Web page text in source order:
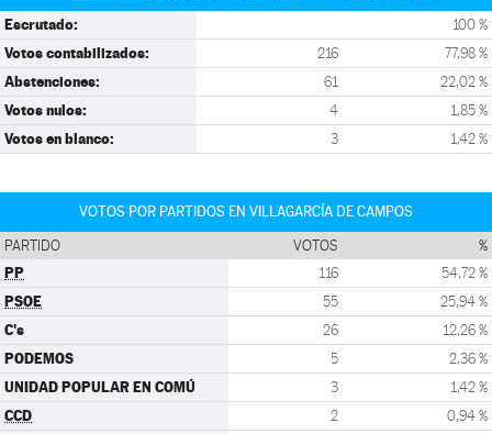
Escrutado: 100 %
Votos contabilizados: 216 77,98 %
Abstenciones: 61 22,02 %
Votos nulos: 4 1,85 %
Votos en blanco: 3 1,42 %
VOTOS POR PARTIDOS EN VILLAGARCÍA DE CAMPOS
PARTIDO VOTOS %
PP 116 54,72 %
PSOE 55 25,94 %
C's 26 12,26 %
PODEMOS 5 2,36 %
UNIDAD POPULAR EN COMÚ 3 1,42 %
CCD 2 0,94 %